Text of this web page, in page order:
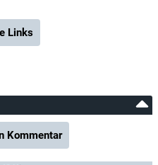
Links
Kommentar